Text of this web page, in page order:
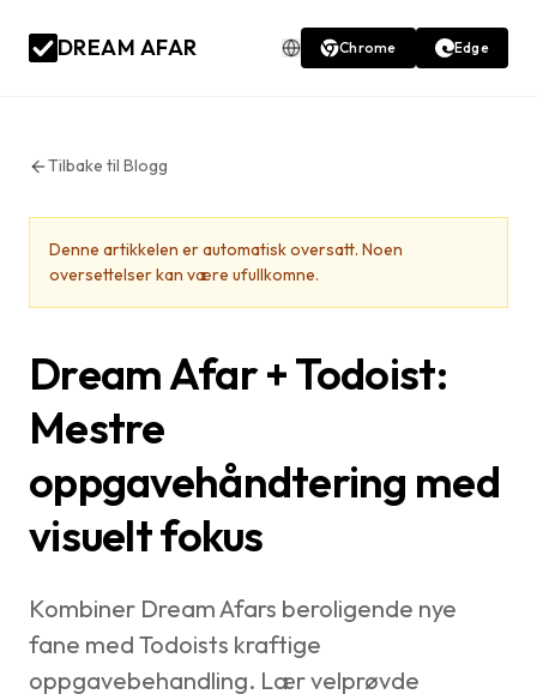
DREAM AFAR Chrome Edge
Tilbake til Blogg
Denne artikkelen er automatisk oversatt. Noen
oversettelser kan være ufullkomne.
Dream Afar + Todoist:
Mestre
oppgavehåndtering med
visuelt fokus
Kombiner Dream Afars beroligende nye
fane med Todoists kraftige
oppgavebehandling. Lær velprøvde